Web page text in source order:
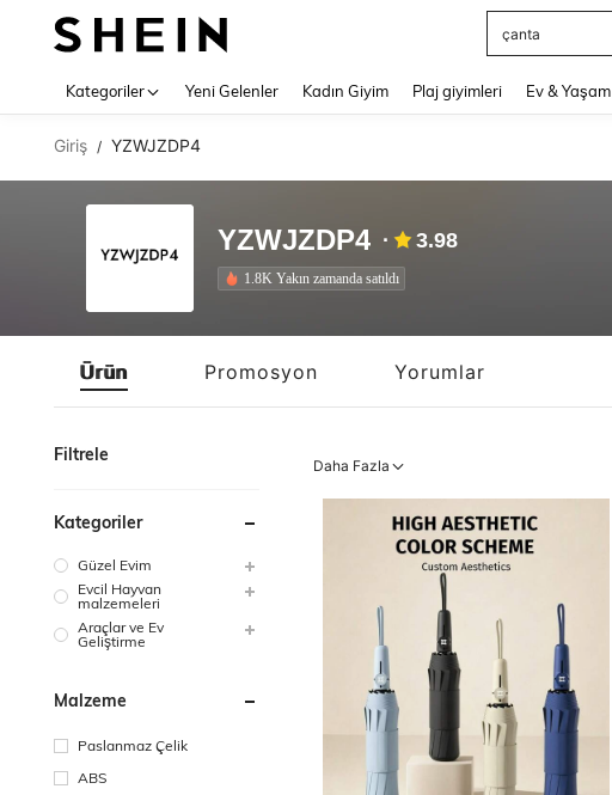
Squshy
Kategoriler Yeni Gelenler Kadın Giyim Plaj giyimleri Ev & Yaşam
Giriş / YZWJZDP4
YZWJZDP4 3.98
1.8K Yakın zamanda satıldı
Ürün Promosyon Yorumlar
Filtrele
Kategoriler
Güzel Evim
Evcil Hayvan
malzemeleri
Araçlar ve Ev
Geliştirme
Malzeme
Paslanmaz Çelik
ABS
Daha Fazla